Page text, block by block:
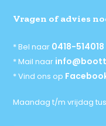
Vragen of advies
* Bel naar 0418-514018
* Mail naar
* Vind ons op
Maandag t/m vrijdag